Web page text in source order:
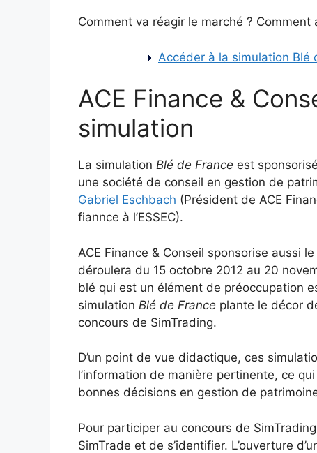
Comment va réagir le marché ?
Accéder à la simulation Blé
ACE Finance &
simulation
La simulation Blé de France est
une société de conseil en gestion de
Gabriel Eschbach (Président de ACE
fiannce à l’ESSEC).
ACE Finance & Conseil sponsorise aussi
déroulera du 15 octobre 2012 au 20
blé qui est un élément de préoccupation
simulation Blé de France plante le décor
concours de SimTrading.
D’un point de vue didactique, ces
l’information de manière pertinente, ce
bonnes décisions en gestion de
Pour participer au concours de
SimTrade et de s’identifier. L’ouverture